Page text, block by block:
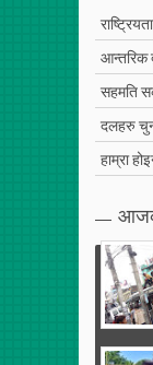
आन्तरिक
सहमति
दलहरु
हाम्रा